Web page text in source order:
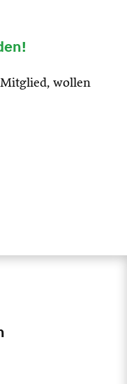
Mitglied, wollen